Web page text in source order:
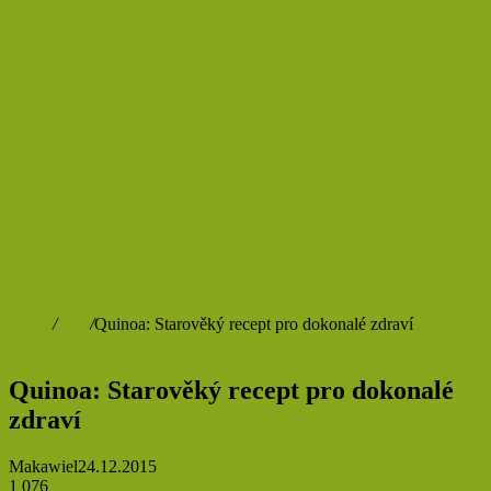
/Jídlo /Quinoa: Starověký recept pro dokonalé zdraví
Quinoa: Starověký recept pro dokonalé
zdraví
Makawiel24.12.2015
1 076